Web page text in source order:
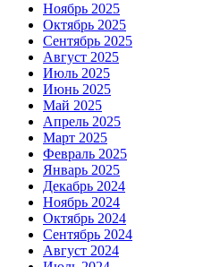
Ноябрь 2025
Октябрь 2025
Сентябрь 2025
Август 2025
Июль 2025
Июнь 2025
Май 2025
Апрель 2025
Март 2025
Февраль 2025
Январь 2025
Декабрь 2024
Ноябрь 2024
Октябрь 2024
Сентябрь 2024
Август 2024